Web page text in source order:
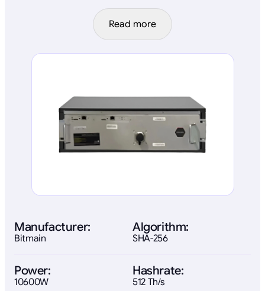
Read more
Manufacturer:
Bitmain
Algorithm:
SHA-256
Power:
10600W
Hashrate:
512 Th/s